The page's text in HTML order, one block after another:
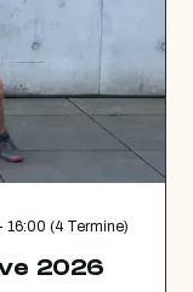
16:00 (4 Termine)
2026